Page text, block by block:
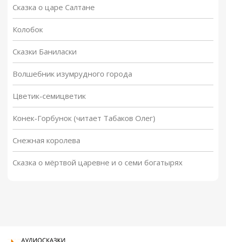
Сказка о царе Салтане
Колобок
Сказки Баниласки
Волшебник изумрудного города
Цветик-семицветик
Конек-Горбунок (читает Табаков Олег)
Снежная королева
Сказка о мёртвой царевне и о семи богатырях